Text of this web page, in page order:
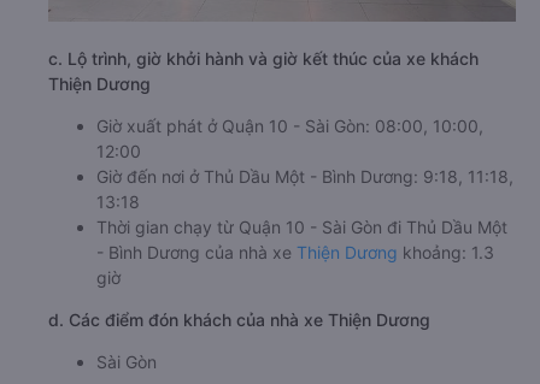
c. Lộ trình, giờ khởi hành và giờ kết thúc của xe khách
Thiện Dương
Giờ xuất phát ở Quận 10 - Sài Gòn: 08:00, 10:00,
12:00
Giờ đến nơi ở Thủ Dầu Một - Bình Dương: 9:18, 11:18,
13:18
Thời gian chạy từ Quận 10 - Sài Gòn đi Thủ Dầu Một
- Bình Dương của nhà xe Thiện Dương khoảng: 1.3
giờ
d. Các điểm đón khách của nhà xe Thiện Dương
Sài Gòn